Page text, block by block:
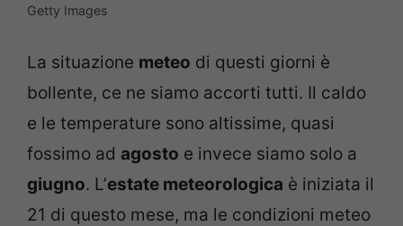
Getty Images
La situazione meteo di questi giorni è
bollente, ce ne siamo accorti tutti. Il caldo
e le temperature sono altissime, quasi
fossimo ad agosto e invece siamo solo a
giugno. L’estate meteorologica è iniziata il
21 di questo mese, ma le condizioni meteo